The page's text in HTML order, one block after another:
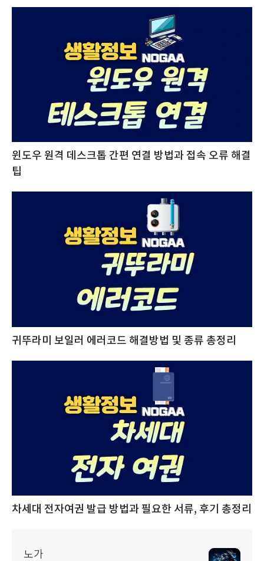
윈도우 원격 데스크톱 간편 연결 방법과 접속 오류 해결
팁
귀뚜라미 보일러 에러코드 해결방법 및 종류 총정리
차세대 전자여권 발급 방법과 필요한 서류, 후기 총정리
노가